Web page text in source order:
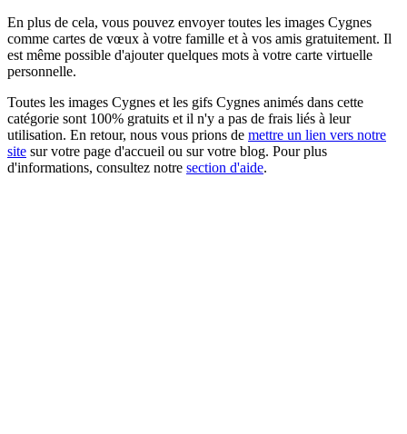
En plus de cela, vous pouvez envoyer toutes les images Cygnes
comme cartes de vœux à votre famille et à vos amis gratuitement. Il
est même possible d'ajouter quelques mots à votre carte virtuelle
personnelle.
Toutes les images Cygnes et les gifs Cygnes animés dans cette
catégorie sont 100% gratuits et il n'y a pas de frais liés à leur
utilisation. En retour, nous vous prions de mettre un lien vers notre
site sur votre page d'accueil ou sur votre blog. Pour plus
d'informations, consultez notre section d'aide.